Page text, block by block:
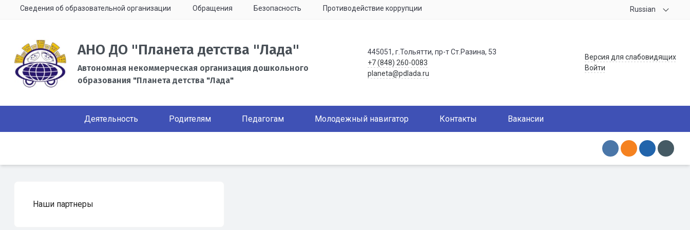
Сведения об образовательной организации Обращения Безопасность Противодействие коррупции Russian
АНО ДО "Планета детства "Лада"
Автономная некоммерческая организация дошкольного
образования "Планета детства "Лада"
445051, г.Тольятти, пр-т Ст.Разина, 53
+7 (848) 260-0083
planeta@pdlada.ru
Версия для слабовидящих
Войти
Деятельность Родителям Педагогам Молодежный навигатор Контакты Вакансии
Наши партнеры